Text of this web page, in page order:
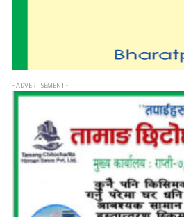
- ADVERTISEMENT -